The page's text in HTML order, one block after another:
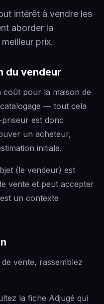
intérêt à vendre les
aborder la
prix.
du vendeur
pour la maison de
— tout cela
est donc
un acheteur,
initiale.
(le vendeur) est
vente et peut accepter
un contexte
vente, rassemblez
la fiche Adjugé qui